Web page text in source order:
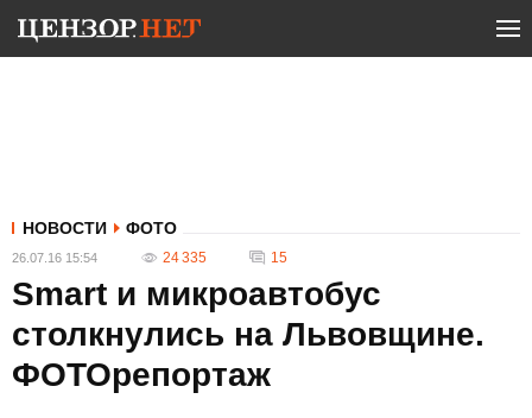
НОВОСТИ ФОТО
26.07.16 15:54 24 335 15
Smart и микроавтобус
столкнулись на Львовщине.
ФОТОрепортаж